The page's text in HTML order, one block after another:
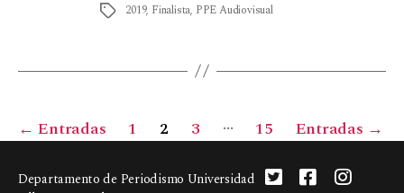
2019, Finalista, PPE Audiovisual
← Entradas 1 2 3 … 15 Entradas →
Departamento de Periodismo Universidad